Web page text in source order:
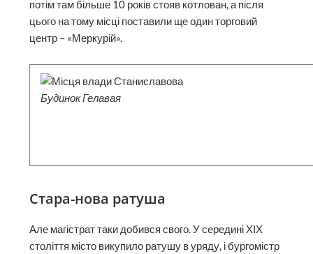
потім там більше 10 років стояв котлован, а після
цього на тому місці поставили ще один торговий
центр – «Меркурій».
Будинок Гелавая
Стара-нова ратуша
Але магістрат таки добився свого. У середині ХІХ
століття місто викупило ратушу в уряду, і бургомістр